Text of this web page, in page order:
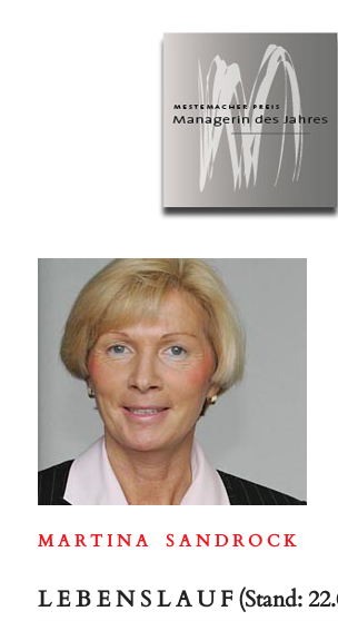
M A R T I N A S A N D R O C K
L E B E N S L A U F (Stand: